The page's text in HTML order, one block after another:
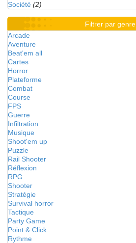
Société (2)
Filtrer par genre
Arcade
Aventure
Beat'em all
Cartes
Horror
Plateforme
Combat
Course
FPS
Guerre
Infiltration
Musique
Shoot'em up
Puzzle
Rail Shooter
Réflexion
RPG
Shooter
Stratégie
Survival horror
Tactique
Party Game
Point & Click
Rythme